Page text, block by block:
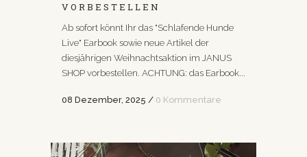
VORBESTELLEN
Ab sofort könnt Ihr das "Schlafende Hunde
Live" Earbook sowie neue Artikel der
diesjährigen Weihnachtsaktion im JANUS
SHOP vorbestellen. ACHTUNG: das Earbook...
08 Dezember, 2025 / 0 Kommentare